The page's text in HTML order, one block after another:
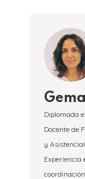
Diplomada
Docente de
y
Experiencia